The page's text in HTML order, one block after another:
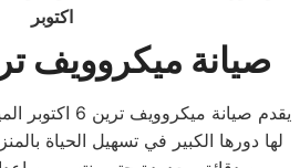
اكتوبر
صيانة ميكروويف ترين 6
يقدم صيانة
لها دورها الكبير في تسهيل الحياة